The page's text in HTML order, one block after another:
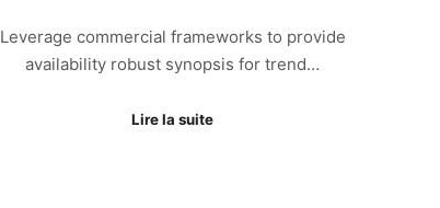
Leverage commercial frameworks to provide
availability robust synopsis for trend…
Lire la suite